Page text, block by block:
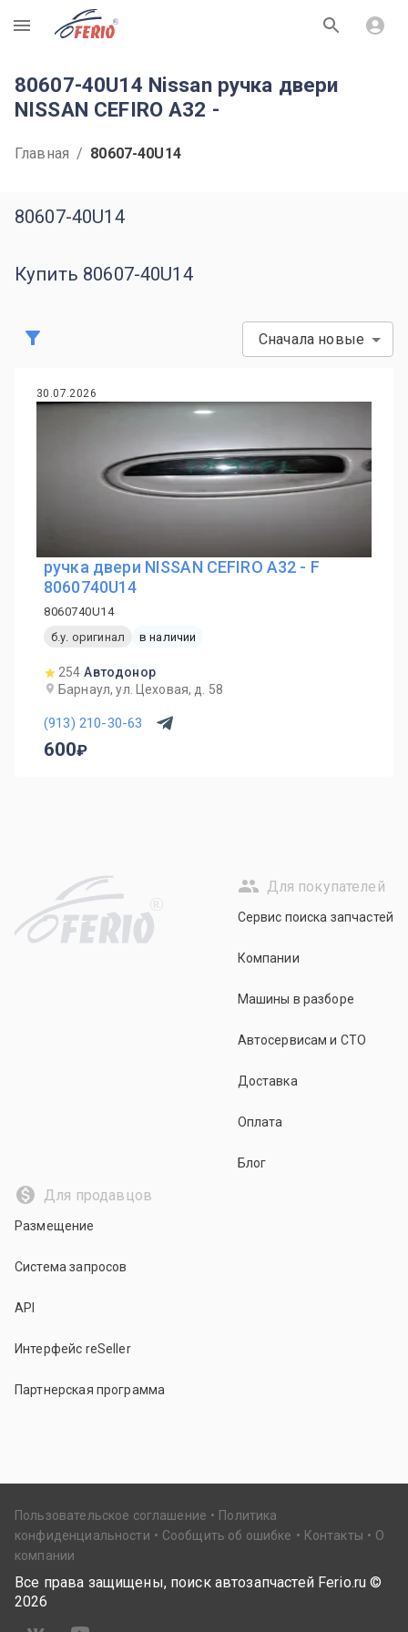
R
80607-40U14 Nissan ручка двери
NISSAN CEFIRO A32 -
Главная / 80607-40U14
80607-40U14
Купить 80607-40U14
Сначала новые
30.07.2026
ручка двери NISSAN CEFIRO A32 - F
8060740U14
8060740U14
б.у. оригинал
в наличии
254 Автодонор
Барнаул, ул. Цеховая, д. 58
(913) 210-30-63
600
R
Для покупателей
Сервис поиска запчастей
Компании
Машины в разборе
Автосервисам и СТО
Доставка
Оплата
Блог
Для продавцов
Размещение
Система запросов
API
Интерфейс reSeller
Партнерская программа
Пользовательское соглашение
Политика
конфиденциальности
Сообщить об ошибке Контакты
О
компании
Все права защищены, поиск автозапчастей Ferio.ru ©
2026